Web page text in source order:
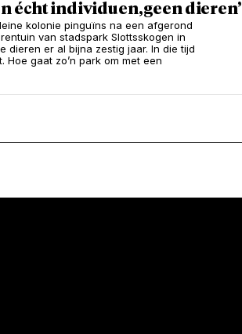
écht individuen, geen dieren’
kolonie pinguïns na een afgerond
van stadspark Slottsskogen in
dieren er al bijna zestig jaar. In die tijd
gaat zo’n park om met een